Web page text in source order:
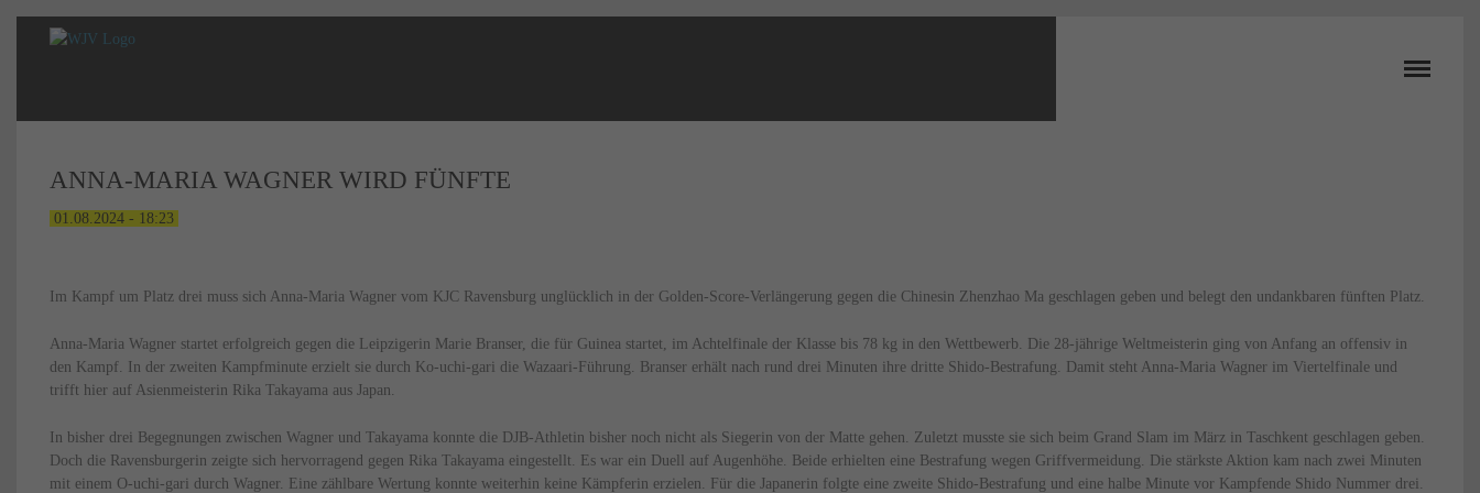
ANNA-MARIA WAGNER WIRD FÜNFTE
01.08.2024 - 18:23
Im Kampf um Platz drei muss sich Anna-Maria Wagner vom KJC Ravensburg unglücklich in der Golden-Score-Verlängerung gegen die Chinesin Zhenzhao Ma geschlagen geben und belegt den undankbaren fünften Platz.
Anna-Maria Wagner startet erfolgreich gegen die Leipzigerin Marie Branser, die für Guinea startet, im Achtelfinale der Klasse bis 78 kg in den Wettbewerb. Die 28-jährige Weltmeisterin ging von Anfang an offensiv in
den Kampf. In der zweiten Kampfminute erzielt sie durch Ko-uchi-gari die Wazaari-Führung. Branser erhält nach rund drei Minuten ihre dritte Shido-Bestrafung. Damit steht Anna-Maria Wagner im Viertelfinale und
trifft hier auf Asienmeisterin Rika Takayama aus Japan.
In bisher drei Begegnungen zwischen Wagner und Takayama konnte die DJB-Athletin bisher noch nicht als Siegerin von der Matte gehen. Zuletzt musste sie sich beim Grand Slam im März in Taschkent geschlagen geben.
Doch die Ravensburgerin zeigte sich hervorragend gegen Rika Takayama eingestellt. Es war ein Duell auf Augenhöhe. Beide erhielten eine Bestrafung wegen Griffvermeidung. Die stärkste Aktion kam nach zwei Minuten
mit einem O-uchi-gari durch Wagner. Eine zählbare Wertung konnte weiterhin keine Kämpferin erzielen. Für die Japanerin folgte eine zweite Shido-Bestrafung und eine halbe Minute vor Kampfende Shido Nummer drei.